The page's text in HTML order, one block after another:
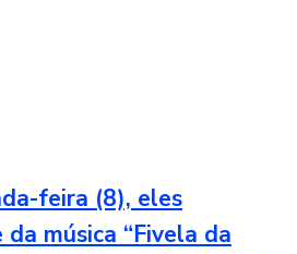
feira (8), eles
música “Fivela da